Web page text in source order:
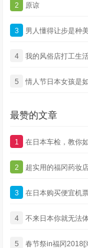
2 原谅
3 男人懂得让步是种
4 我的风俗店打工生
5 情人节日本女孩是
最赞的文章
1 在日本车检，教你
2 超实用的福冈药妆
3 在日本购买便宜机
4 不来日本你就无法
5 春节祭in福冈2018[